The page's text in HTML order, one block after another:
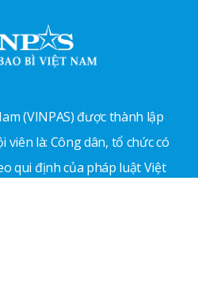
(VINPAS) được thành lập
viên là: Công dân, tổ chức có
qui định của pháp luật Việt